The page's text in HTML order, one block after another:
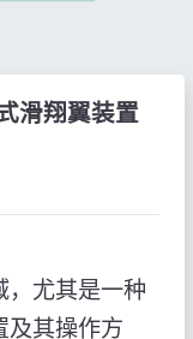
滑翔翼装置
，尤其是一种
及其操作方